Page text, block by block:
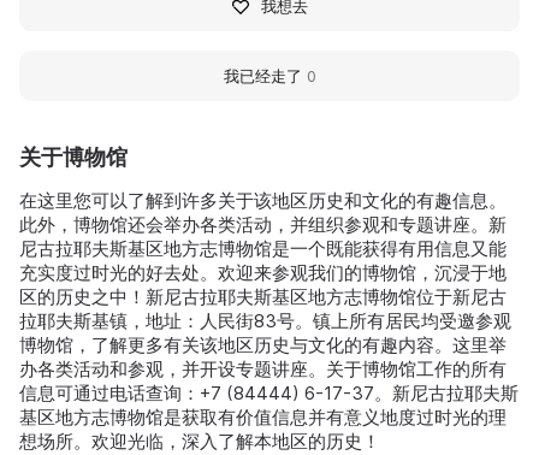
关于博物馆
在这里您可以了解到许多关于该地区历史和文化的有趣信息。
此外，博物馆还会举办各类活动，并组织参观和专题讲座。新
尼古拉耶夫斯基区地方志博物馆是一个既能获得有用信息又能
充实度过时光的好去处。欢迎来参观我们的博物馆，沉浸于地
区的历史之中！新尼古拉耶夫斯基区地方志博物馆位于新尼古
拉耶夫斯基镇，地址：人民街83号。镇上所有居民均受邀参观
博物馆，了解更多有关该地区历史与文化的有趣内容。这里举
办各类活动和参观，并开设专题讲座。关于博物馆工作的所有
信息可通过电话查询：+7 (84444) 6-17-37。新尼古拉耶夫斯
基区地方志博物馆是获取有价值信息并有意义地度过时光的理
想场所。欢迎光临，深入了解本地区的历史！
我想去
我已经走了 0